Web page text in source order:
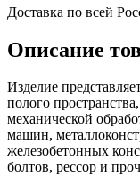
Доставка по всей
Описание
Изделие
полого
механической
машин,
железобетонных
болтов, рессор и